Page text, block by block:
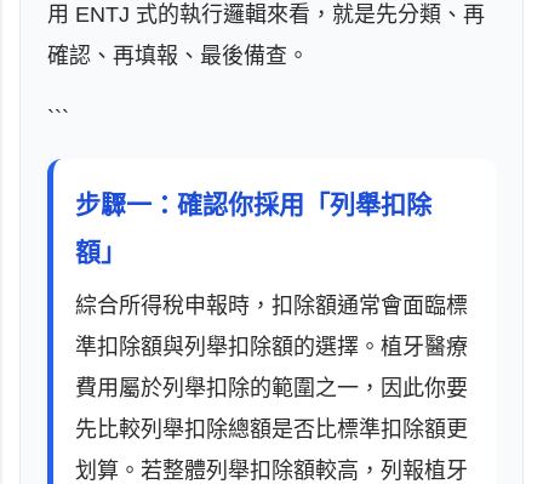
用 ENTJ 式的執行邏輯來看，就是先分類、再
確認、再填報、最後備查。
```
步驟一：確認你採用「列舉扣除
額」
綜合所得稅申報時，扣除額通常會面臨標
準扣除額與列舉扣除額的選擇。植牙醫療
費用屬於列舉扣除的範圍之一，因此你要
先比較列舉扣除總額是否比標準扣除額更
划算。若整體列舉扣除額較高，列報植牙